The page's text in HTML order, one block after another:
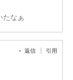
たなぁ
返信 引用